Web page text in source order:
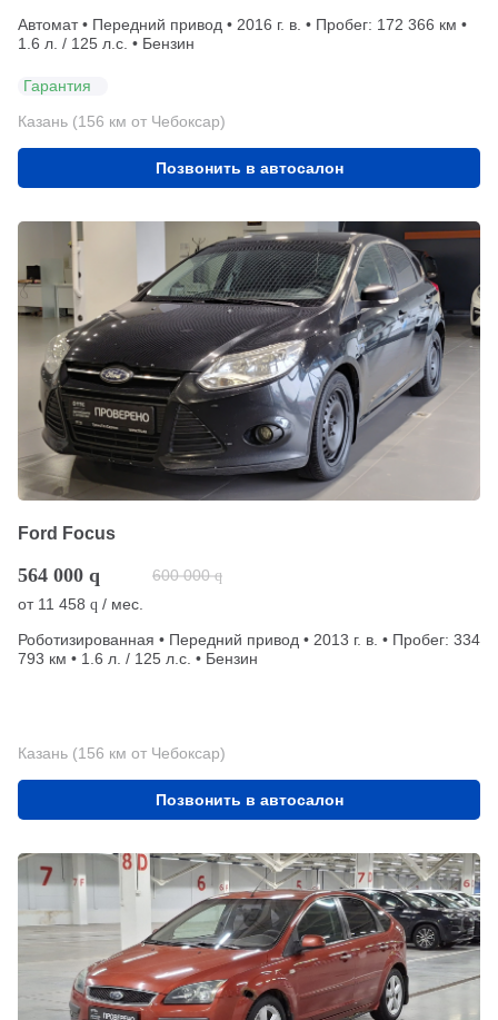
Автомат • Передний привод • 2016 г. в. • Пробег: 172 366 км •
1.6 л. / 125 л.с. • Бензин
Гарантия
Казань (156 км от Чебоксар)
Позвонить в автосалон
Ford Focus
564 000 q 600 000 q
от 11 458 q / мес.
Роботизированная • Передний привод • 2013 г. в. • Пробег: 334
793 км • 1.6 л. / 125 л.с. • Бензин
Казань (156 км от Чебоксар)
Позвонить в автосалон